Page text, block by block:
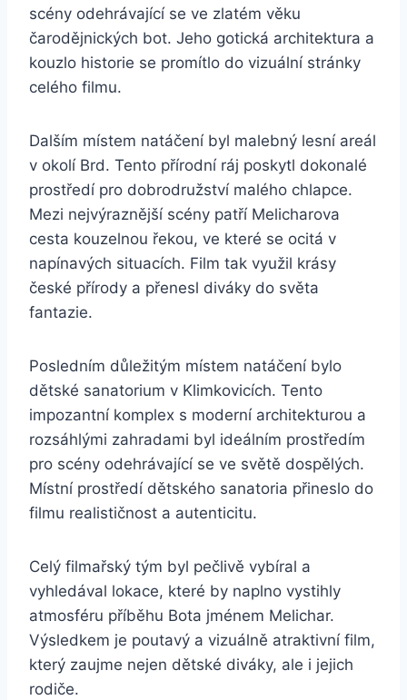
scény odehrávající ‍se ‍ve zlatém věku
čarodějnických bot. Jeho gotická architektura a
kouzlo ⁢historie se promítlo⁤ do ⁤vizuální stránky
celého ​filmu.
Dalším místem natáčení byl malebný lesní areál
v okolí Brd. Tento⁢ přírodní ‍ráj poskytl⁣ dokonalé
prostředí pro dobrodružství malého chlapce.
⁤Mezi ⁣nejvýraznější scény patří Melicharova
cesta kouzelnou ​řekou, ve ⁤které se ⁢ocitá v
napínavých situacích. Film tak​ využil krásy
české přírody ‌a přenesl diváky do světa
fantazie.
Posledním důležitým místem‌ natáčení bylo
dětské sanatorium v‌ Klimkovicích. Tento‌
impozantní komplex s moderní architekturou ⁣a
rozsáhlými⁤ zahradami byl ⁢ideálním prostředím
‌pro scény odehrávající se ve světě dospělých.
Místní⁢ prostředí dětského sanatoria přineslo⁤ do
filmu realističnost a autenticitu.
Celý filmařský tým byl pečlivě vybíral a
vyhledával lokace, které by naplno vystihly
atmosféru příběhu Bota jménem Melichar.⁤
Výsledkem je poutavý⁢ a vizuálně atraktivní‌ film,
který zaujme nejen dětské diváky, ale ⁤i jejich
rodiče.